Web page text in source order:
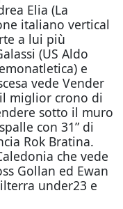
Elia (La
italiano vertical
a lui più
(US Aldo
e
vede Vender
miglior crono di
sotto il muro
con 31” di
Rok Bratina.
che vede
Gollan ed Ewan
under23 e